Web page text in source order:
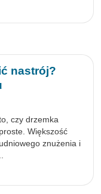
nastrój?
czy drzemka
Większość
znużenia i